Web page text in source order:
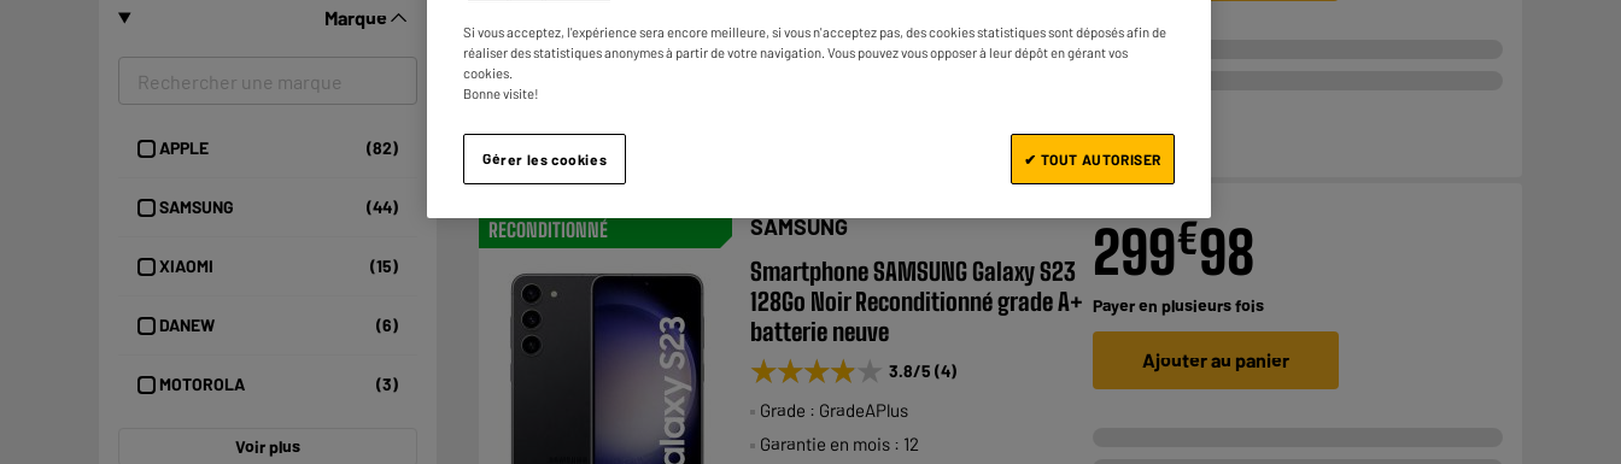
Marque
APPLE (82)
SAMSUNG (44)
XIAOMI (15)
DANEW (6)
MOTOROLA (3)
Voir plus
Stockage : 256 Go
Photo : 50 MP
RECONDITIONNÉ SAMSUNG
Smartphone SAMSUNG Galaxy S23
128Go Noir Reconditionné grade A+
batterie neuve
★★★★★
★★★★★ 3.8/5 (4)
Grade : GradeAPlus
Garantie en mois : 12
299€98
Payer en plusieurs fois
Ajouter au panier
Si vous acceptez, l'expérience sera encore meilleure, si vous n'acceptez pas, des cookies statistiques sont déposés afin de
réaliser des statistiques anonymes à partir de votre navigation. Vous pouvez vous opposer à leur dépôt en gérant vos
cookies.
Bonne visite!
Gérer les cookies ✔ TOUT AUTORISER